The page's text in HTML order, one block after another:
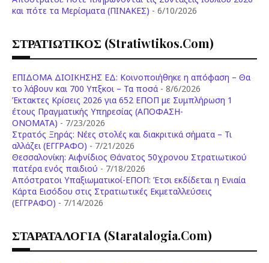
και πότε τα Μερίσματα (ΠΙΝΑΚΕΣ) - 6/10/2026
ΣΤΡΑΤΙΩΤΙΚΟΣ (stratiwtikos.com)
ΕΠΙΔΟΜΑ ΔΙΟΙΚΗΣΗΣ ΕΔ: Κοινοποιήθηκε η απόφαση – Θα
το λάβουν και 700 Υπξκοι – Τα ποσά - 8/6/2026
Έκτακτες Κρίσεις 2026 για 652 ΕΠΟΠ με Συμπλήρωση 1
έτους Πραγματικής Υπηρεσίας (ΑΠΟΦΑΣΗ-
ONOMATA) - 7/23/2026
Στρατός Ξηράς: Νέες στολές και διακριτικά σήματα – Τι
αλλάζει (ΕΓΓΡΑΦΟ) - 7/21/2026
Θεσσαλονίκη: Αιφνίδιος Θάνατος 50χρονου Στρατιωτικού
πατέρα ενός παιδιού - 7/18/2026
Απόστρατοι Υπαξιωματικοί-ΕΠΟΠ: Έτσι εκδίδεται η Ενιαία
Κάρτα Εισόδου στις Στρατιωτικές Εκμεταλλεύσεις
(ΕΓΓΡΑΦΟ) - 7/14/2026
ΣΤΑΡΑΤΑΛΟΓΙΑ (staratalogia.com)